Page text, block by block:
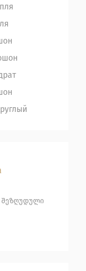
შეზღუდული